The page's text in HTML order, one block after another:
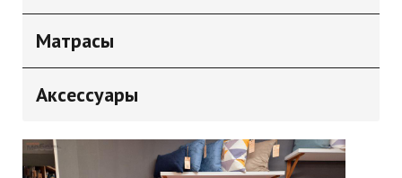
Матрасы
Аксессуары